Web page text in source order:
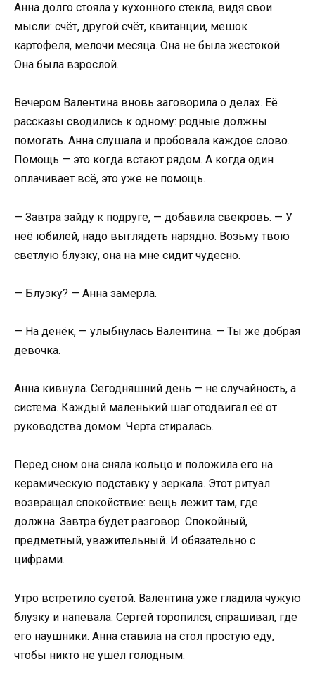
Анна долго стояла у кухонного стекла, видя свои
мысли: счёт, другой счёт, квитанции, мешок
картофеля, мелочи месяца. Она не была жестокой.
Она была взрослой.
Вечером Валентина вновь заговорила о делах. Её
рассказы сводились к одному: родные должны
помогать. Анна слушала и пробовала каждое слово.
Помощь — это когда встают рядом. А когда один
оплачивает всё, это уже не помощь.
— Завтра зайду к подруге, — добавила свекровь. — У
неё юбилей, надо выглядеть нарядно. Возьму твою
светлую блузку, она на мне сидит чудесно.
— Блузку? — Анна замерла.
— На денёк, — улыбнулась Валентина. — Ты же добрая
девочка.
Анна кивнула. Сегодняшний день — не случайность, а
система. Каждый маленький шаг отодвигал её от
руководства домом. Черта стиралась.
Перед сном она сняла кольцо и положила его на
керамическую подставку у зеркала. Этот ритуал
возвращал спокойствие: вещь лежит там, где
должна. Завтра будет разговор. Спокойный,
предметный, уважительный. И обязательно с
цифрами.
Утро встретило суетой. Валентина уже гладила чужую
блузку и напевала. Сергей торопился, спрашивал, где
его наушники. Анна ставила на стол простую еду,
чтобы никто не ушёл голодным.